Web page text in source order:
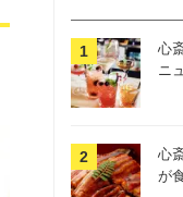
心
ニ
心
が